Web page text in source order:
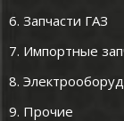
6. Запчасти ГАЗ
7. Импортные
8.
9. Прочие